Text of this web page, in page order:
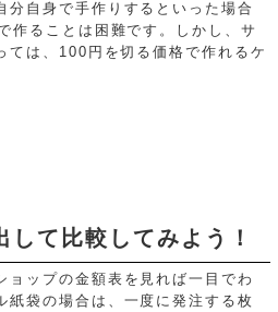
分自身で手作りするといった場合
作ることは困難です。しかし、サ
ては、100円を切る価格で作れるケ
して比較してみよう！
ョップの金額表を見れば一目でわ
紙袋の場合は、一度に発注する枚